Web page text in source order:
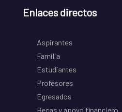
Enlaces directos
Aspirantes
Familia
Estudiantes
Profesores
Egresados
Becas y apoyo financiero